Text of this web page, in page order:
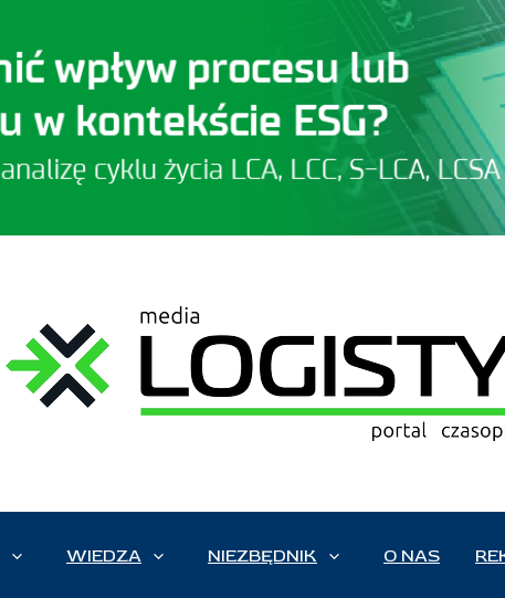
WIEDZA NIEZBĘDNIK O NAS